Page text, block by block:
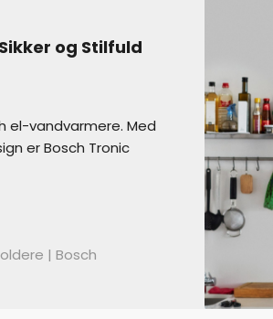
og Stilfuld
el-vandvarmere. Med
er Bosch Tronic
| Bosch